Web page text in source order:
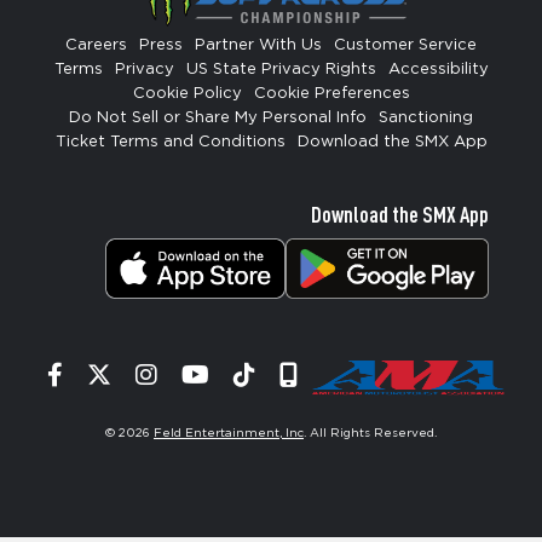
Careers Press Partner With Us
Customer Service
Terms
Privacy US State Privacy Rights
Accessibility
Cookie Policy
Cookie Preferences
Do Not Sell or Share My Personal Info
Sanctioning
Ticket Terms and Conditions
Download the SMX App
Download the SMX App
Facebook
TwitterInstagram
YouTube
TiktokSignup
© 2026 Feld Entertainment, Inc . All Rights Reserved.